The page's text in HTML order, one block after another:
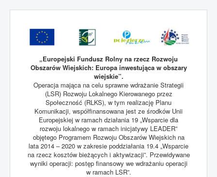
„Europejski Fundusz Rolny na rzecz Rozwoju
Obszarów Wiejskich: Europa inwestująca w obszary
wiejskie”.
Operacja mająca na celu sprawne wdrażanie Strategii
(LSR) Rozwoju Lokalnego Kierowanego przez
Społeczność (RLKS), w tym realizację Planu
Komunikacji, współfinansowana jest ze środków Unii
Europejskiej w ramach działania 19 „Wsparcie dla
rozwoju lokalnego w ramach inicjatywy LEADER”
objętego Programem Rozwoju Obszarów Wiejskich na
lata 2014 – 2020 w zakresie poddziałania 19.4 „Wsparcie
na rzecz kosztów bieżących i aktywizacji”. Przewidywane
wyniki operacji: postęp finansowy we wdrażaniu operacji
w ramach LSR”.